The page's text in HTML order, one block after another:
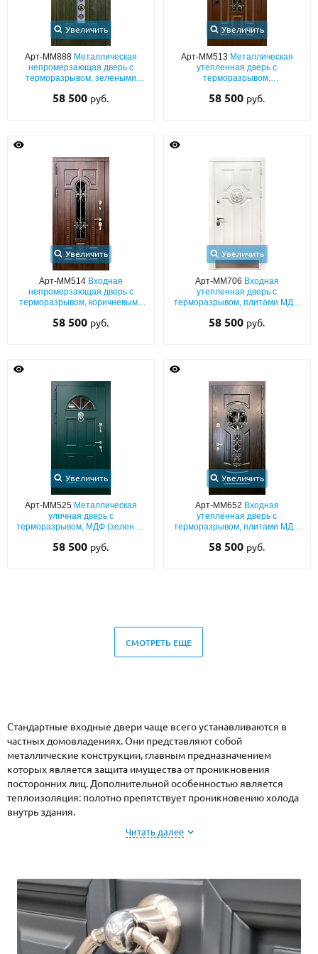
Увеличить
Арт-ММ888 Металлическая
непромерзающая дверь с
терморазрывом, зелеными
витражным стеклом
58 500 руб.
Увеличить
Арт-ММ513 Металлическая
утепленная дверь с
терморазрывом,
МДФ с ковкой и стеклопакетом
58 500 руб.
Увеличить
Арт-ММ514 Входная
непромерзающая дверь с
терморазрывом, коричневыми
кованой решеткой и стеклом
58 500 руб.
Увеличить
Арт-ММ706 Входная
утепленная дверь с
терморазрывом, плитами МДФ
резьбой «лев» и отбойником
58 500 руб.
Увеличить
Арт-ММ525 Металлическая
уличная дверь с
терморазрывом, МДФ (зеленый
раскладом, полукруглым
58 500 руб.
Увеличить
Арт-ММ652 Входная
утеплённая дверь с
терморазрывом, плитами МДФ
решёткой и круглым стеклом
58 500 руб.
СМОТРЕТЬ ЕЩЕ
Стандартные входные двери чаще всего устанавливаются в
частных домовладениях. Они представляют собой
металлические конструкции, главным предназначением
которых является защита имущества от проникновения
посторонних лиц. Дополнительной особенностью является
теплоизоляция: полотно препятствует проникновению холода
внутрь здания.
Главной особенностью стандартных входных дверей являются
для одностворчатых – 80, 90 и 100 см.
для дверей с двумя створками – 120, 140 и 150 см.
При этом строгие нормативы на толщину дверей не
распространяются. Однако минимальным параметром считается
1,2 мм, в ином случае изделие не будет выполнять свое
Читать далее